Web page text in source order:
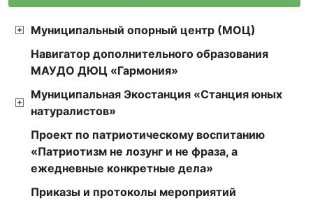
Муниципальный опорный центр (МОЦ)
Навигатор дополнительного образования
МАУДО ДЮЦ «Гармония»
Муниципальная Экостанция «Станция юных
натуралистов»
Проект по патриотическому воспитанию
«Патриотизм не лозунг и не фраза, а
ежедневные конкретные дела»
Приказы и протоколы мероприятий